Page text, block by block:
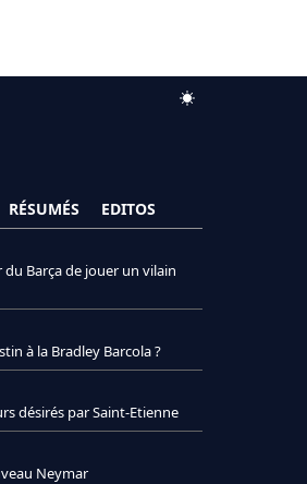
RÉSUMÉS EDITOS
du Barça de jouer un vilain
à la Bradley Barcola ?
désirés par Saint-Etienne
Neymar